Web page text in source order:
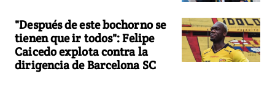
"Después de este bochorno se
tienen que ir todos": Felipe
Caicedo explota contra la
dirigencia de Barcelona SC